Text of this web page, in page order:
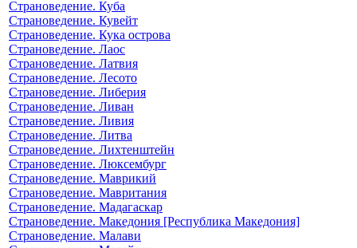
Страноведение. Куба
Страноведение. Кувейт
Страноведение. Кука острова
Страноведение. Лаос
Страноведение. Латвия
Страноведение. Лесото
Страноведение. Либерия
Страноведение. Ливан
Страноведение. Ливия
Страноведение. Литва
Страноведение. Лихтенштейн
Страноведение. Люксембург
Страноведение. Маврикий
Страноведение. Мавритания
Страноведение. Мадагаскар
Страноведение. Македония [Республика Македония]
Страноведение. Малави